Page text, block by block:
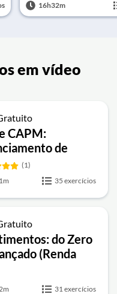
16h32m
em vídeo
CAPM:
de
com PMBOK
(1)
35 exercícios
do Zero
(Renda
FIIs, ETFs e
31 exercícios